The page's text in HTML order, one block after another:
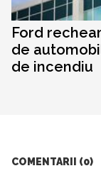
Ford
de
de incendiu
COMENTARII (0)